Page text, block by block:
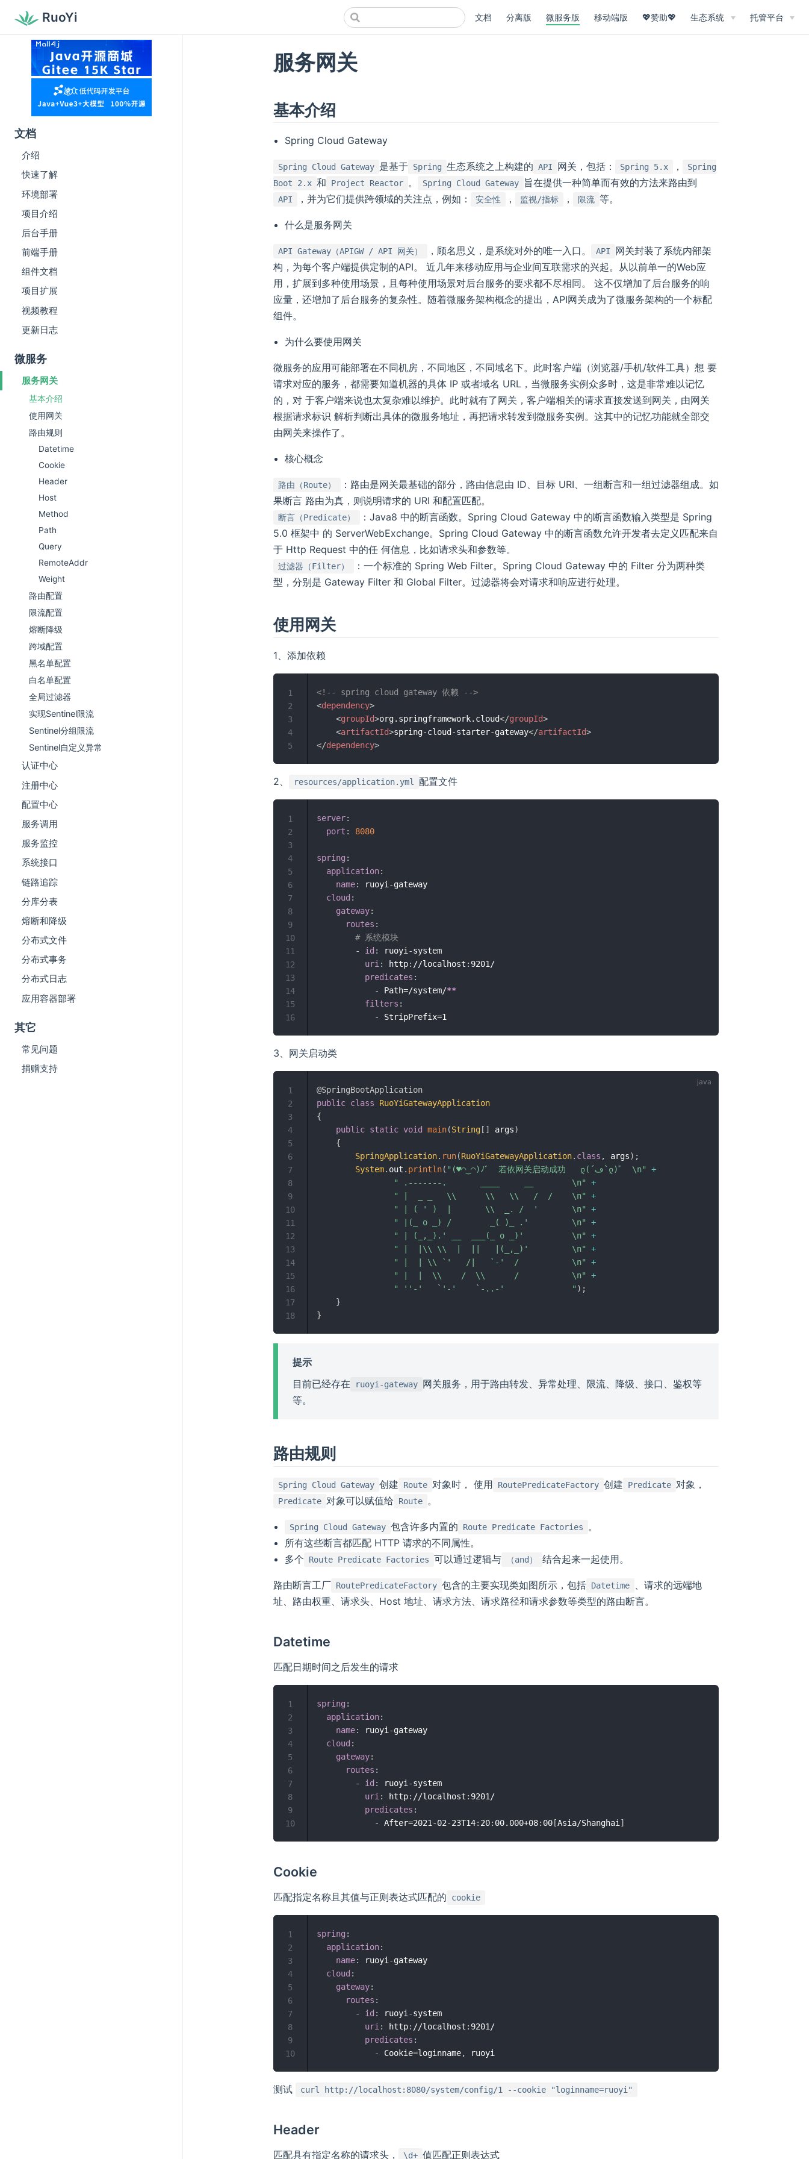
RuoYi 文档 分离版 微服务版 移动端版 💖赞助💖 生态系统 托管平台
文档
介绍
快速了解
环境部署
项目介绍
后台手册
前端手册
组件文档
项目扩展
视频教程
更新日志
微服务
服务网关
基本介绍
使用网关
路由规则
Datetime
Cookie
Header
Host
Method
Path
Query
RemoteAddr
Weight
路由配置
限流配置
熔断降级
跨域配置
黑名单配置
白名单配置
全局过滤器
实现Sentinel限流
Sentinel分组限流
Sentinel自定义异常
认证中心
注册中心
配置中心
服务调用
服务监控
系统接口
链路追踪
分库分表
熔断和降级
分布式文件
分布式事务
分布式日志
应用容器部署
其它
常见问题
捐赠支持
服务网关
基本介绍
Spring Cloud Gateway
Spring Cloud Gateway 是基于 Spring 生态系统之上构建的 API 网关，包括： Spring 5.x ，
Spring
Boot 2.x 和 Project Reactor 。 Spring Cloud Gateway 旨在提供一种简单而有效的方法来路由到
API ，并为它们提供跨领域的关注点，例如： 安全性 ， 监视/指标 ， 限流 等。
什么是服务网关
API Gateway（APIGW / API 网关） ，顾名思义，是系统对外的唯一入口。 API
网关封装了系统内部架
构，为每个客户端提供定制的API。 近几年来移动应用与企业间互联需求的兴起。从以前单一的Web应
用，扩展到多种使用场景，且每种使用场景对后台服务的要求都不尽相同。 这不仅增加了后台服务的响
应量，还增加了后台服务的复杂性。随着微服务架构概念的提出，API网关成为了微服务架构的一个标配
组件。
为什么要使用网关
微服务的应用可能部署在不同机房，不同地区，不同域名下。此时客户端（浏览器/手机/软件工具）想 要
请求对应的服务，都需要知道机器的具体 IP 或者域名 URL，当微服务实例众多时，这是非常难以记忆
的，对 于客户端来说也太复杂难以维护。此时就有了网关，客户端相关的请求直接发送到网关，由网关
根据请求标识 解析判断出具体的微服务地址，再把请求转发到微服务实例。这其中的记忆功能就全部交
由网关来操作了。
核心概念
路由（Route）
：路由是网关最基础的部分，路由信息由 ID、目标 URI、一组断言和一组过滤器组成。如
果断言 路由为真，则说明请求的 URI 和配置匹配。
断言（Predicate）
：Java8 中的断言函数。Spring Cloud Gateway 中的断言函数输入类型是 Spring
5.0 框架中 的 ServerWebExchange。Spring Cloud Gateway 中的断言函数允许开发者去定义匹配来自
于 Http Request 中的任 何信息，比如请求头和参数等。
过滤器（Filter）
：一个标准的 Spring Web Filter。Spring Cloud Gateway 中的 Filter 分为两种类
型，分别是 Gateway Filter 和 Global Filter。过滤器将会对请求和响应进行处理。
使用网关
1、添加依赖
<!-- spring cloud gateway 依赖 -->
<dependency>
<groupId>org.springframework.cloud</groupId>
<artifactId>spring-cloud-starter-gateway</artifactId>
</dependency>
1
2
3
4
5
2、 resources/application.yml 配置文件
server:
port : 8080
spring :
application:
name: ruoyi -gateway
cloud :
gateway:
routes :
# 系统模块
-
id : ruoyi -system
uri : http: //localhost : 9201/
predicates :
-
Path=/system/**
filters :
-
1
2
3
4
5
6
7
8
9
10
11
12
13
14
15
16
3、网关启动类
@SpringBootApplication
public class
RuoYiGatewayApplication
{
public static void main(String [ ] args)
{
SpringApplication. run(RuoYiGatewayApplication. class , args) ;
System. out . println( "(♥◠‿◠)ﾉﾞ  若依网关启动成功   ლ(´ڡ`ლ)ﾞ  \n"
+
" .-------.       ____     __        \n"
+
" |  _ _   \\      \\   \\   /  /    \n"
+
" | ( ' )  |       \\  _. /  '       \n"
+
" |(_ o _) /        _( )_ .'         \n"
+
" | (_,_).' __  ___(_ o _)'          \n"
+
" |  |\\ \\  |  ||   |(_,_)'         \n"
+
" |  | \\ `'   /|   `-'  /           \n"
+
" |  |  \\    /  \\      /           \n"
+
" ''-'   `'-'    `-..-'              " ) ;
}
}
1
2
3
4
5
6
7
8
9
10
11
12
13
14
15
16
17
18
提示
目前已经存在
ruoyi-gateway 网关服务，用于路由转发、异常处理、限流、降级、接口、鉴权等
等。
路由规则
Spring Cloud Gateway 创建 Route 对象时， 使用 RoutePredicateFactory 创建 Predicate 对象，
Predicate 对象可以赋值给 Route 。
Spring Cloud Gateway 包含许多内置的 Route Predicate Factories
。
所有这些断言都匹配 HTTP 请求的不同属性。
多个
Route Predicate Factories 可以通过逻辑与 （and） 结合起来一起使用。
路由断言工厂 RoutePredicateFactory 包含的主要实现类如图所示，包括 Datetime
、请求的远端地
址、路由权重、请求头、Host 地址、请求方法、请求路径和请求参数等类型的路由断言。
Datetime
匹配日期时间之后发生的请求
spring :
application:
name: ruoyi -gateway
cloud :
gateway:
routes :
-
id : ruoyi -system
uri : http: //localhost : 9201/
predicates :
-
After=2021 -02-23T14: 20: 00.000+08: 00 [Asia/Shanghai ]
1
2
3
4
5
6
7
8
9
10
Cookie
匹配指定名称且其值与正则表达式匹配的 cookie
spring :
application:
name: ruoyi-gateway
cloud :
gateway:
routes :
-
id : ruoyi-system
uri: http: //localhost : 9201/
predicates :
-
Cookie=loginname,
1
2
3
4
5
6
7
8
9
10
测试 curl http://localhost:8080/system/config/1 --cookie "loginname=ruoyi"
Header
匹配具有指定名称的请求头， \d+ 值匹配正则表达式